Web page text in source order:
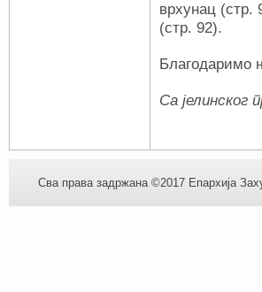
врхунац (стр.
(стр. 92).
Благодаримо
Са јелинског
Сва права задржана ©2017 Епархија